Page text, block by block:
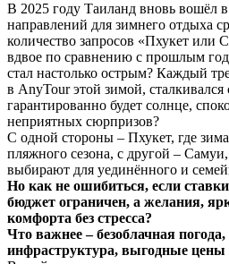
В 2025 году Таиланд вновь вошёл
направлений для зимнего отдыха
количество запросов «Пхукет или
вдвое по сравнению с прошлым
стал настолько острым? Каждый
в AnyTour этой зимой,
гарантированно будет солнце,
неприятных сюрпризов?
С одной стороны – Пхукет, где
пляжного сезона, с другой –
выбирают для уединённого и
Но как не ошибиться, если
бюджет ограничен, а желания,
комфорта без стресса?
Что важнее – безоблачная погода,
инфраструктура, выгодные цены